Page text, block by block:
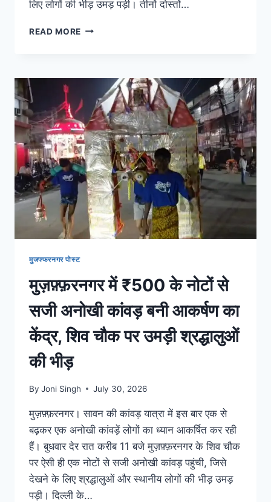
लिए लोगों की भीड़ उमड़ पड़ी। तीनों दोस्तों…
READ MORE
मुजफ्फरनगर पोस्ट
मुज़फ़्फ़रनगर में ₹500 के नोटों से
सजी अनोखी कांवड़ बनी आकर्षण का
केंद्र, शिव चौक पर उमड़ी श्रद्धालुओं
की भीड़
By Joni Singh July 30, 2026
मुज़फ़्फ़रनगर। सावन की कांवड़ यात्रा में इस बार एक से
बढ़कर एक अनोखी कांवड़ें लोगों का ध्यान आकर्षित कर रही
हैं। बुधवार देर रात करीब 11 बजे मुज़फ़्फ़रनगर के शिव चौक
पर ऐसी ही एक नोटों से सजी अनोखी कांवड़ पहुंची, जिसे
देखने के लिए श्रद्धालुओं और स्थानीय लोगों की भीड़ उमड़
पड़ी। दिल्ली के…